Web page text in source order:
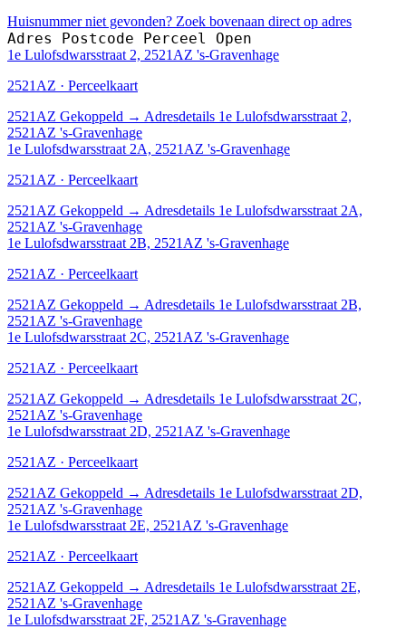
Huisnummer niet gevonden? Zoek bovenaan direct op adres
Adres Postcode Perceel Open
1e Lulofsdwarsstraat 2, 2521AZ 's-Gravenhage
2521AZ · Perceelkaart
2521AZ Gekoppeld → Adresdetails 1e Lulofsdwarsstraat 2,
2521AZ 's-Gravenhage
1e Lulofsdwarsstraat 2A, 2521AZ 's-Gravenhage
2521AZ · Perceelkaart
2521AZ Gekoppeld → Adresdetails 1e Lulofsdwarsstraat 2A,
2521AZ 's-Gravenhage
1e Lulofsdwarsstraat 2B, 2521AZ 's-Gravenhage
2521AZ · Perceelkaart
2521AZ Gekoppeld → Adresdetails 1e Lulofsdwarsstraat 2B,
2521AZ 's-Gravenhage
1e Lulofsdwarsstraat 2C, 2521AZ 's-Gravenhage
2521AZ · Perceelkaart
2521AZ Gekoppeld → Adresdetails 1e Lulofsdwarsstraat 2C,
2521AZ 's-Gravenhage
1e Lulofsdwarsstraat 2D, 2521AZ 's-Gravenhage
2521AZ · Perceelkaart
2521AZ Gekoppeld → Adresdetails 1e Lulofsdwarsstraat 2D,
2521AZ 's-Gravenhage
1e Lulofsdwarsstraat 2E, 2521AZ 's-Gravenhage
2521AZ · Perceelkaart
2521AZ Gekoppeld → Adresdetails 1e Lulofsdwarsstraat 2E,
2521AZ 's-Gravenhage
1e Lulofsdwarsstraat 2F, 2521AZ 's-Gravenhage